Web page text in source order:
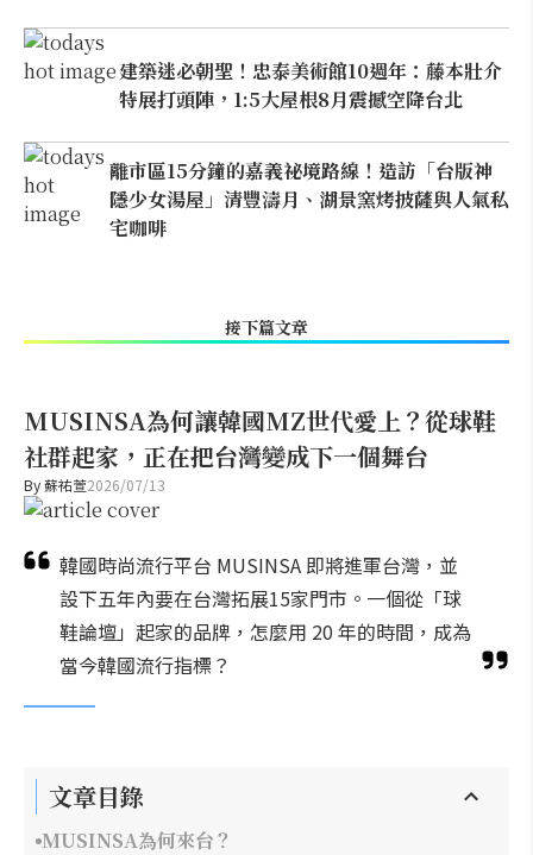
建築迷必朝聖！忠泰美術館10週年：藤本壯介
特展打頭陣，1:5大屋根8月震撼空降台北
離市區15分鐘的嘉義祕境路線！造訪「台版神
隱少女湯屋」清豐濤月、湖景窯烤披薩與人氣私
宅咖啡
接下篇文章
MUSINSA為何讓韓國MZ世代愛上？從球鞋
社群起家，正在把台灣變成下一個舞台
By蘇祐萱2026/07/13
韓國時尚流行平台 MUSINSA 即將進軍台灣，並
設下五年內要在台灣拓展15家門市。一個從「球
鞋論壇」起家的品牌，怎麼用 20 年的時間，成為
當今韓國流行指標？
文章目錄
MUSINSA為何來台？